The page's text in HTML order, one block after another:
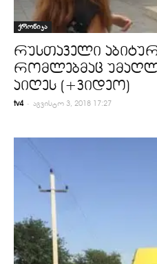
ქრონიკა
რუსთაველი
რომლებმაც
აიღეს (+ვიდეო)
tv4 - აგვისტო 3, 2018 17:27